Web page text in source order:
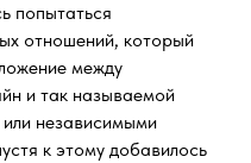
попытаться
отношений, который
между
и так называемой
или независимыми
к этому добавилось